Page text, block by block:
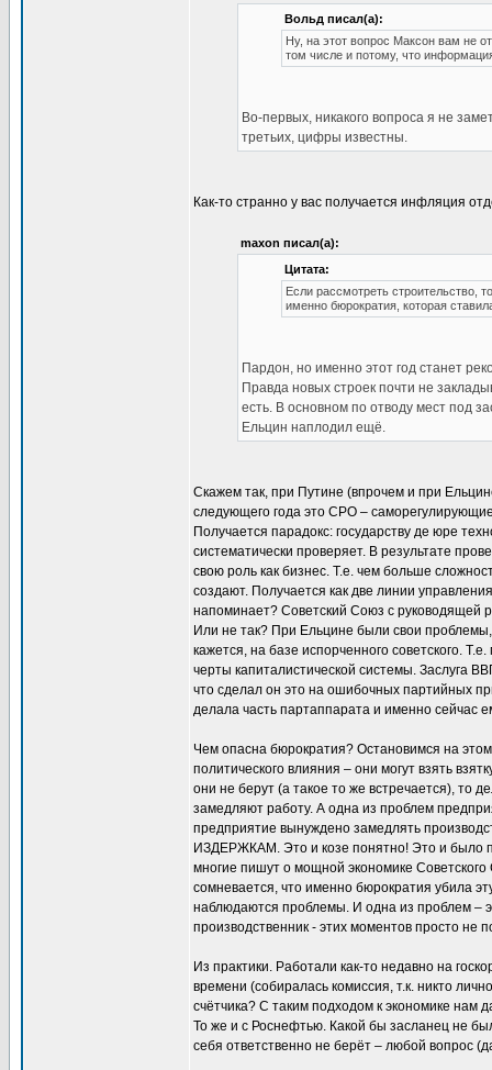
Вольд писал(а):
Ну, на этот вопрос Максон вам не
том числе и потому, что
Во-первых, никакого вопроса я не
третьих, цифры известны.
Как-то странно у вас получается инфляция
maxon писал(а):
Цитата:
Если рассмотреть строительство,
именно бюрократия, которая
Пардон, но именно этот год станет
Правда новых строек почти не
есть. В основном по отводу мест под
Ельцин наплодил ещё.
Скажем так, при Путине (впрочем и при
следующего года это СРО –
Получается парадокс: государству де юре
систематически проверяет. В результате
свою роль как бизнес. Т.е. чем больше
создают. Получается как две линии
напоминает? Советский Союз с руководящей
Или не так? При Ельцине были свои
кажется, на базе испорченного советского.
черты капиталистической системы. Заслуга
что сделал он это на ошибочных партийных
делала часть партаппарата и именно сейчас
Чем опасна бюрократия? Остановимся на
политического влияния – они могут взять
они не берут (а такое то же встречается), то
замедляют работу. А одна из проблем
предприятие вынуждено замедлять
ИЗДЕРЖКАМ. Это и козе понятно! Это и было
многие пишут о мощной экономике
сомневается, что именно бюрократия убила
наблюдаются проблемы. И одна из проблем –
производственник - этих моментов просто не
Из практики. Работали как-то недавно на
времени (собиралась комиссия, т.к. никто
счётчика? С таким подходом к экономике нам
То же и с Роснефтью. Какой бы засланец не
себя ответственно не берёт – любой вопрос